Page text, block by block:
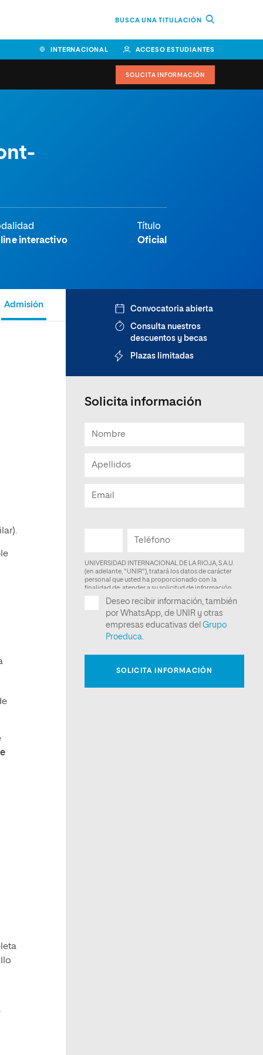
BUSCA UNA TITULACIÓN
INTERNACIONAL ACCESO ESTUDIANTES
SOLICITA INFORMACIÓN
interactivo
Título
Oficial
Admisión Convocatoria abierta
Consulta nuestros
descuentos y becas
Plazas limitadas
Solicita información